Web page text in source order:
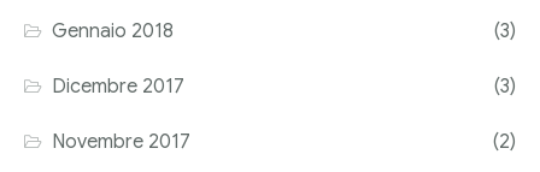
Gennaio 2018 (3)
Dicembre 2017 (3)
Novembre 2017 (2)